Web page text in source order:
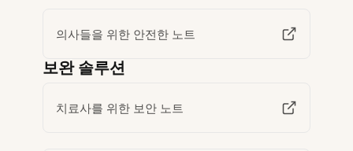
의사들을 위한 안전한 노트
보완 솔루션
치료사를 위한 보안 노트